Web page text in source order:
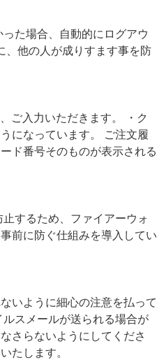
た場合、自動的にログアウ
、他の人が成りすます事を防
ご入力いただきます。 ・ク
になっています。 ご注文履
ド番号そのものが表示される
するため、ファイアーウォ
前に防ぐ仕組みを導入してい
いように細心の注意を払って
スメールが送られる場合が
さらないようにしてくださ
たします。